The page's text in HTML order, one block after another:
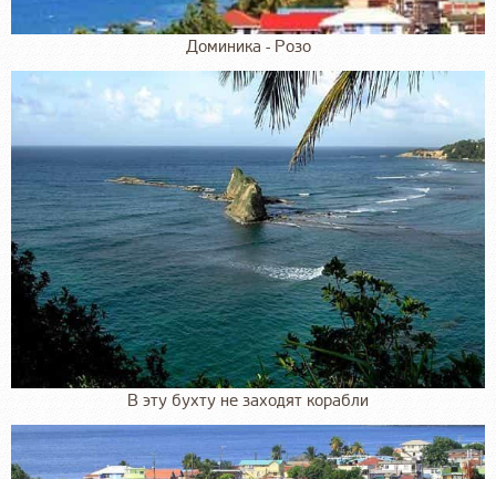
Доминика - Розо
В эту бухту не заходят корабли